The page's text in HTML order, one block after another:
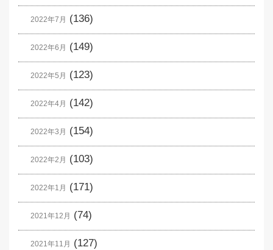
2022年7月 (136)
2022年6月 (149)
2022年5月 (123)
2022年4月 (142)
2022年3月 (154)
2022年2月 (103)
2022年1月 (171)
2021年12月 (74)
2021年11月 (127)